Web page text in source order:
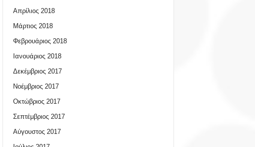
Απρίλιος 2018
Μάρτιος 2018
Φεβρουάριος 2018
Ιανουάριος 2018
Δεκέμβριος 2017
Νοέμβριος 2017
Οκτώβριος 2017
Σεπτέμβριος 2017
Αύγουστος 2017